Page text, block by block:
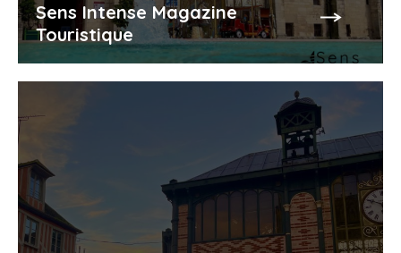
Sens Intense Magazine
Touristique